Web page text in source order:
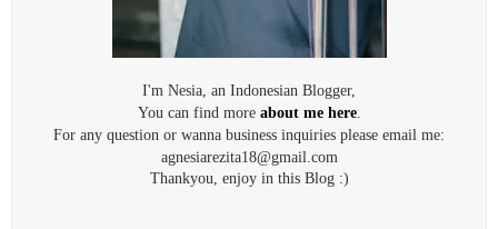
I'm Nesia, an Indonesian Blogger,
You can find more about me here.
For any question or wanna business inquiries please email me:
agnesiarezita18@gmail.com
Thankyou, enjoy in this Blog :)